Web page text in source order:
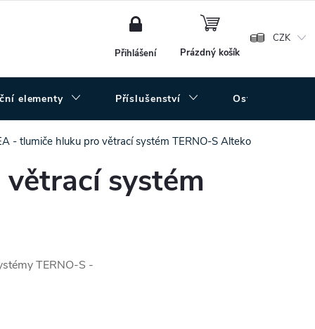
CZK
Přihlášení
NÁKUPNÍ
Prázdný košík
elementy Příslušenství Ostatní
- tlumiče hluku pro větrací systém TERNO-S Alteko
systém
TERNO-S -